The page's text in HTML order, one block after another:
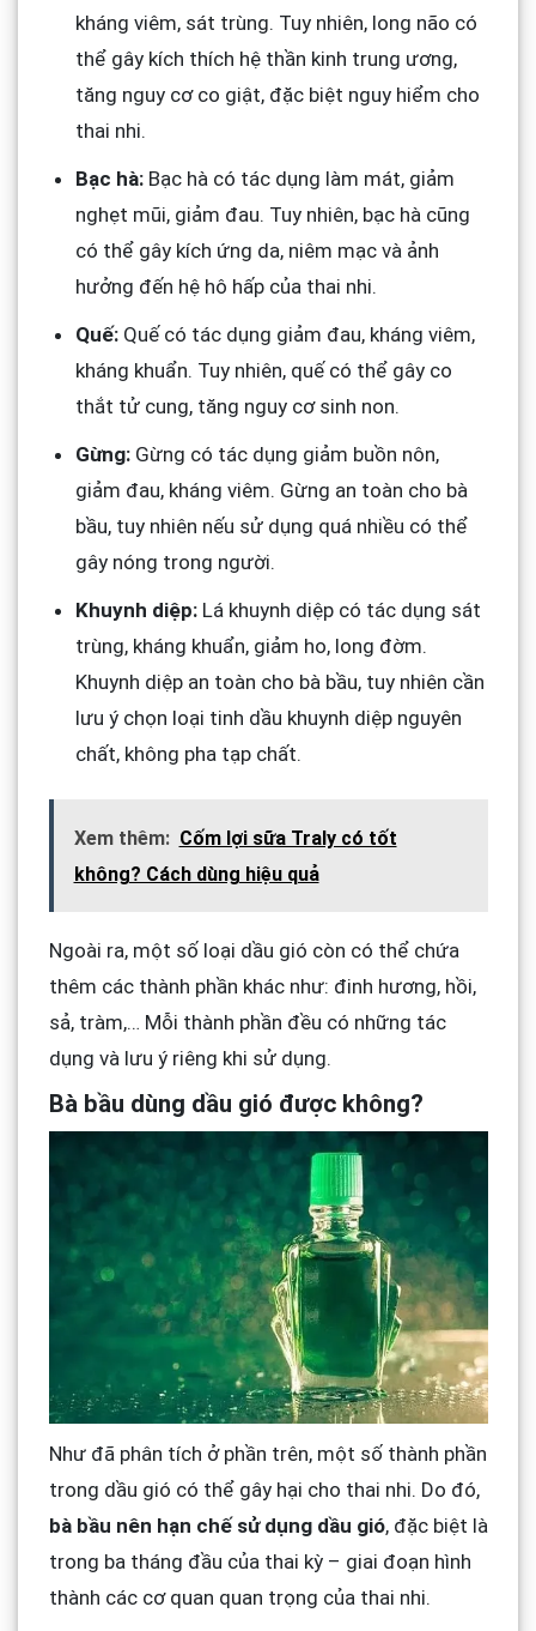
kháng viêm, sát trùng. Tuy nhiên, long não có
thể gây kích thích hệ thần kinh trung ương,
tăng nguy cơ co giật, đặc biệt nguy hiểm cho
thai nhi.
Bạc hà:Bạc hà có tác dụng làm mát, giảm
nghẹt mũi, giảm đau. Tuy nhiên, bạc hà cũng
có thể gây kích ứng da, niêm mạc và ảnh
hưởng đến hệ hô hấp của thai nhi.
Quế:Quế có tác dụng giảm đau, kháng viêm,
kháng khuẩn. Tuy nhiên, quế có thể gây co
thắt tử cung, tăng nguy cơ sinh non.
Gừng:Gừng có tác dụng giảm buồn nôn,
giảm đau, kháng viêm. Gừng an toàn cho bà
bầu, tuy nhiên nếu sử dụng quá nhiều có thể
gây nóng trong người.
Khuynh diệp:Lá khuynh diệp có tác dụng sát
trùng, kháng khuẩn, giảm ho, long đờm.
Khuynh diệp an toàn cho bà bầu, tuy nhiên cần
lưu ý chọn loại tinh dầu khuynh diệp nguyên
chất, không pha tạp chất.
Xem thêm: Cốm lợi sữa Traly có tốt
không? Cách dùng hiệu quả
Ngoài ra, một số loại dầu gió còn có thể chứa
thêm các thành phần khác như: đinh hương, hồi,
sả, tràm,… Mỗi thành phần đều có những tác
dụng và lưu ý riêng khi sử dụng.
Bà bầu dùng dầu gió được không?
Như đã phân tích ở phần trên, một số thành phần
trong dầu gió có thể gây hại cho thai nhi. Do đó,
bà bầu nên hạn chế sử dụng dầu gió, đặc biệt là
trong ba tháng đầu của thai kỳ – giai đoạn hình
thành các cơ quan quan trọng của thai nhi.